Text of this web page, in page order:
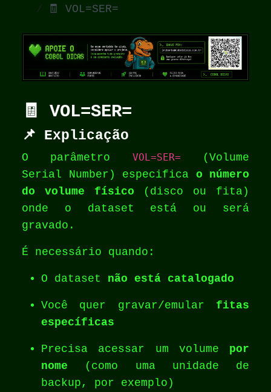
🧾 VOL=SER=
🧾 VOL=SER=
📌 Explicação
O parâmetro VOL=SER= (Volume
Serial Number) especifica o número
do volume físico (disco ou fita)
onde o dataset está ou será
gravado.
É necessário quando:
O dataset não está catalogado
Você quer gravar/emular fitas
específicas
Precisa acessar um volume por
nome (como uma unidade de
backup, por exemplo)